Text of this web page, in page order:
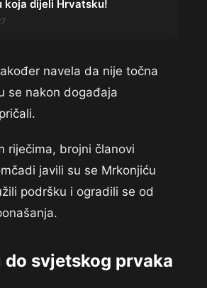
koja dijeli Hrvatsku!
navela da nije točna
se nakon događaja
riječima, brojni članovi
javili su se Mrkonjiću
podršku i ogradili se od
do svjetskog prvaka